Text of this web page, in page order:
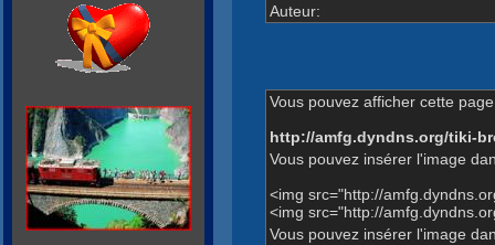
Auteur:
Vous pouvez afficher cette
http://amfg.dyndns.org/tiki-
Vous pouvez insérer l'image
<img src="http://
<img src="http://
Vous pouvez insérer l'image